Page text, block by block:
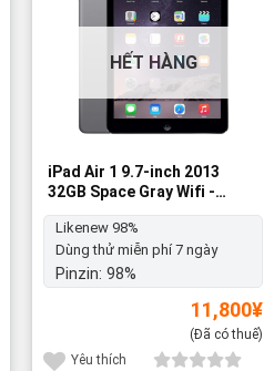
HẾT HÀNG
iPad Air 1 9.7-inch 2013
32GB Space Gray Wifi -
Likenew 98%
Likenew 98%
Dùng thử miễn phí 7 ngày
Pinzin: 98%
11,800¥
(Đã có thuế)
Yêu thích